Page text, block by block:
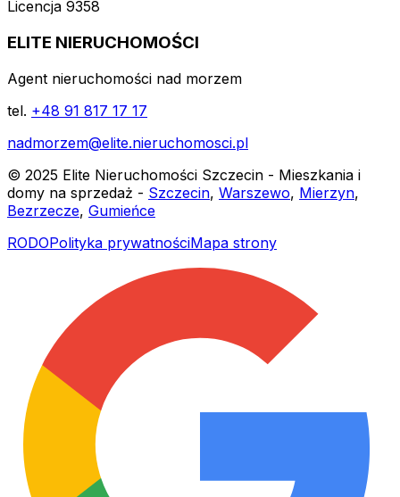
Licencja 9358
ELITE NIERUCHOMOŚCI
Agent nieruchomości nad morzem
tel. +48 91 817 17 17
nadmorzem@elite.nieruchomosci.pl
© 2025 Elite Nieruchomości Szczecin - Mieszkania i
domy na sprzedaż - Szczecin, Warszewo, Mierzyn,
Bezrzecze, Gumieńce
RODOPolityka prywatnościMapa strony